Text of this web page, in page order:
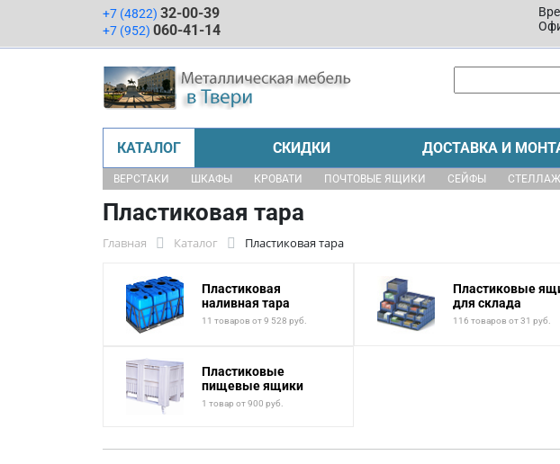
+7 (4822) 32-00-39
+7 (952) 060-41-14
КАТАЛОГ СКИДКИ ДОСТАВКА И
ВЕРСТАКИ ШКАФЫ КРОВАТИ ПОЧТОВЫЕ ЯЩИКИ СЕЙФЫ
Пластиковая тара
Главная Каталог Пластиковая тара
Пластиковая
наливная тара
11 товаров от 9 528 руб.
Пластиковые
для склада
116 товаров от 31 руб.
Пластиковые
пищевые ящики
1 товар от 900 руб.